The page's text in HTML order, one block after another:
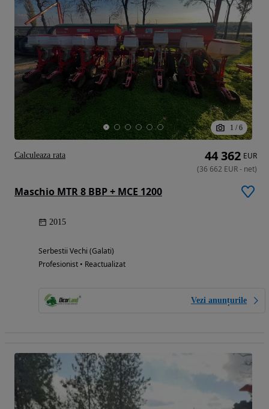
1 / 6
Maschio MTR 8 BBP + MCE 1200
2015
Serbestii Vechi (Galati)
Profesionist • Reactualizat
Vezi anunțurile
44 362 EUR
(36 662 EUR- net)
Calculeaza rata